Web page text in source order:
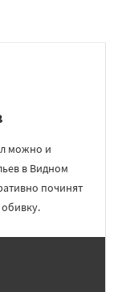
можно и
в Видном
починят